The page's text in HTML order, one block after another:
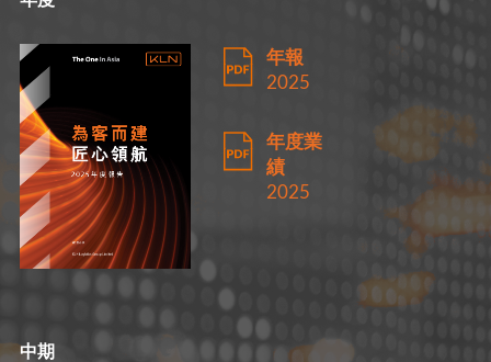
年報
2025
年度業
績
2025
中期